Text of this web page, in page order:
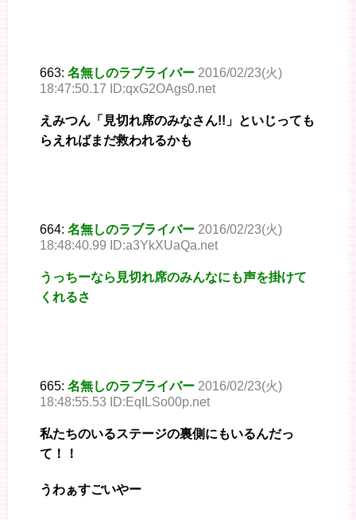
663: 名無しのラブライバー 2016/02/23(火)
18:47:50.17 ID:qxG2OAgs0.net
えみつん「見切れ席のみなさん!!」といじっても
らえればまだ救われるかも
664: 名無しのラブライバー 2016/02/23(火)
18:48:40.99 ID:a3YkXUaQa.net
うっちーなら見切れ席のみんなにも声を掛けて
くれるさ
665: 名無しのラブライバー 2016/02/23(火)
18:48:55.53 ID:EqILSo00p.net
私たちのいるステージの裏側にもいるんだっ
て！！
うわぁすごいやー